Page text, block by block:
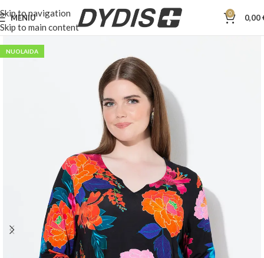
Skip to navigation
Skip to main content
MENIU 0 0,00
NUOLAIDA